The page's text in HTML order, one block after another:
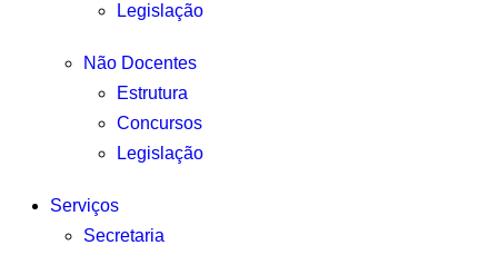
Legislação
Não Docentes
Estrutura
Concursos
Legislação
Serviços
Secretaria